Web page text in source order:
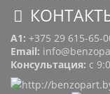
A1: +375 29 615-65-
Email:
Консультация: с